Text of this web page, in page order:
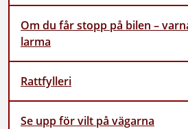
Om du får stopp på bilen –
larma
Rattfylleri
Se upp för vilt på vägarna